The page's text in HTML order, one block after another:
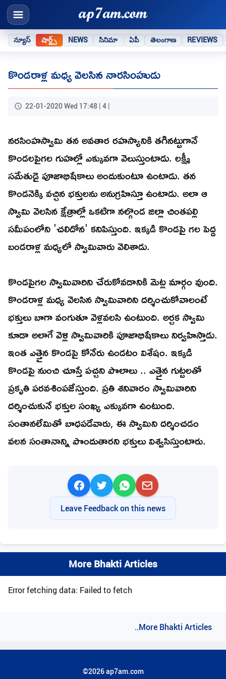
న్యూస్ షార్ట్స్ NEWS సినిమా ఏపీ తెలంగాణ REVIEWS
కొండరాళ్ల మధ్య వెలసిన నారసింహుడు
22-01-2020 Wed 17:48 | 4 |
నరసింహస్వామి తన అవతార రహస్యానికి తగినట్టుగానే
కొండలపైగల గుహల్లో ఎక్కువగా వెలుస్తుంటాడు. లక్ష్మీ
సమేతుడై పూజాభిషేకాలు అందుకుంటూ ఉంటాడు. తన
కొండనెక్కి వచ్చిన భక్తులను అనుగ్రహిస్తూ ఉంటాడు. అలా ఆ
స్వామి వెలసిన క్షేత్రాల్లో ఒకటిగా నల్గొండ జిల్లా చింతపల్లి
సమీపంలోని 'చలిదోన' కనిపిస్తుంది. ఇక్కడి కొండపై గల పెద్ద
బండరాళ్ల మధ్యలో స్వామివారు వెలిశాడు.
కొండపైగల స్వామివారిని చేరుకోవడానికి మెట్ల మార్గం వుంది.
కొండరాళ్ల మధ్య వెలసిన స్వామివారిని దర్శించుకోవాలంటే
భక్తులు బాగా వంగుతూ వెళ్లవలసి ఉంటుంది. అర్చక స్వామి
కూడా అలాగే వెళ్లి స్వామివారికి పూజాభిషేకాలు నిర్వహిస్తాడు.
ఇంత ఎత్తైన కొండపై కోనేరు ఉండటం విశేషం. ఇక్కడి
కొండపై నుంచి చూస్తే పచ్చని పొలాలు .. ఎత్తైన గుట్టలతో
ప్రకృతి పరవశింపజేస్తుంది. ప్రతి శనివారం స్వామివారిని
దర్శించుకునే భక్తుల సంఖ్య ఎక్కువగా ఉంటుంది.
సంతానలేమితో బాధపడేవారు, ఈ స్వామిని దర్శించడం
వలన సంతానాన్ని పొందుతారని భక్తులు విశ్వసిస్తుంటారు.
Leave Feedback on this news
More Bhakti Articles
Error fetching data: Failed to fetch
..More Bhakti Articles
©2026 ap7am.com